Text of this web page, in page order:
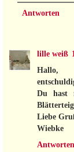
Antworten
lille weiß
Hallo,
Du hast
Liebe
Wiebke
Antworten